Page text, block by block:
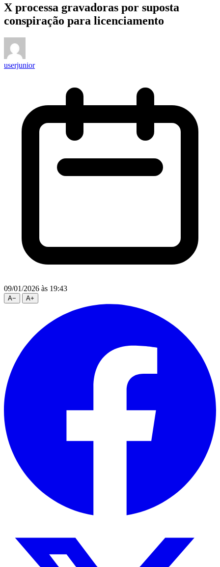
X processa gravadoras por suposta
conspiração para licenciamento
userjunior
09/01/2026 às 19:43
A− A+